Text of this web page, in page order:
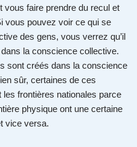
vous faire prendre du recul et
vous pouvez voir ce qui se
des gens, vous verrez qu’il
la conscience collective.
sont créés dans la conscience
sûr, certaines de ces
frontières nationales parce
physique ont une certaine
vice versa.